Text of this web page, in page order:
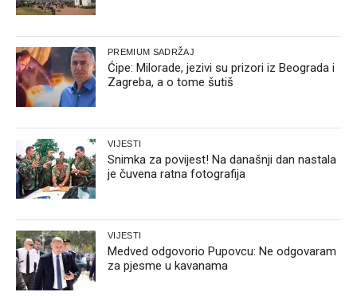
PREMIUM SADRŽAJ
Ćipe: Milorade, jezivi su prizori iz Beograda i
Zagreba, a o tome šutiš
VIJESTI
Snimka za povijest! Na današnji dan nastala
je čuvena ratna fotografija
VIJESTI
Medved odgovorio Pupovcu: Ne odgovaram
za pjesme u kavanama